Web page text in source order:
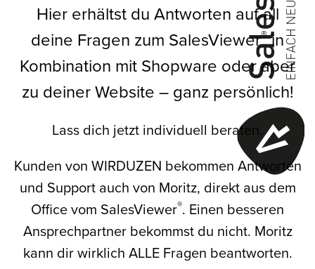
Hier erhältst du Antworten auf all
deine Fragen zum SalesViewer®in
Kombination mit Shopware oder aber
zu deiner Website – ganz persönlich!
Lass dich jetzt individuell beraten.
Kunden von WIRDUZEN bekommen Antworten
und Support auch von Moritz, direkt aus dem
Office vom SalesViewer®. Einen besseren
Ansprechpartner bekommst du nicht. Moritz
kann dir wirklich ALLE Fragen beantworten.